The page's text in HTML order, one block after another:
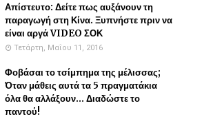
Απίστευτο: Δείτε πως αυξάνουν τη
παραγωγή στη Κίνα. Ξυπνήστε πριν να
είναι αργά VIDEO ΣΟΚ
Τετάρτη, Μαΐου 11, 2016
Φοβάσαι το τσίμπημα της μέλισσας;
Όταν μάθεις αυτά τα 5 πραγματάκια
όλα θα αλλάξουν... Διαδώστε το
παντού!